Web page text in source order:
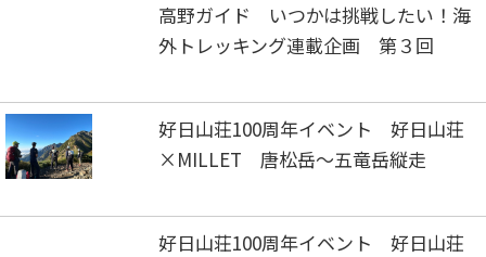
高野ガイド いつかは挑戦したい！海
外トレッキング連載企画 第３回
好日山荘100周年イベント 好日山荘
×MILLET 唐松岳～五竜岳縦走
好日山荘100周年イベント 好日山荘